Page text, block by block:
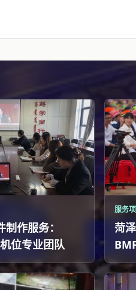
作服务：
位专业团队
服务
菏